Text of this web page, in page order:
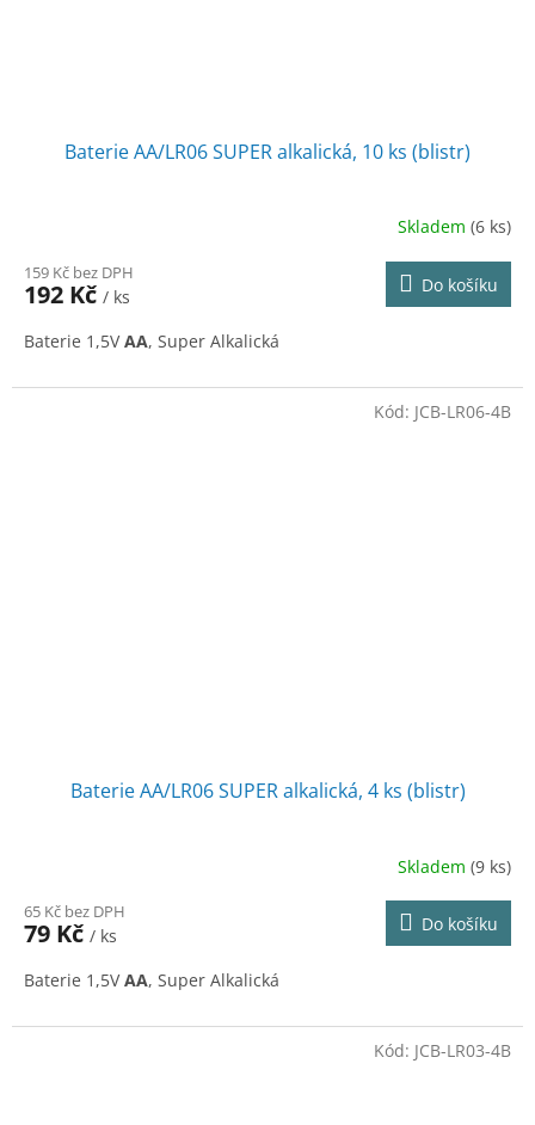
Baterie AA/LR06 SUPER alkalická, 10 ks (blistr)
Skladem (6 ks)
159 Kč bez DPH
192 Kč / ks
Do košíku
Baterie 1,5VAA, Super Alkalická
Baterie AA/LR06 SUPER alkalická, 4 ks (blistr)
Skladem (9 ks)
65 Kč bez DPH
79 Kč / ks
Do košíku
Baterie 1,5VAA, Super Alkalická
Kód: JCB-LR06-4B
Kód: JCB-LR03-4B